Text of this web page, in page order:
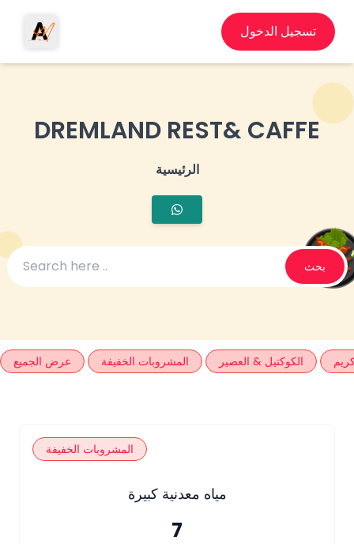
تسجيل الدخول
DREMLAND REST& CAFFE
الرئيسية
بحث
عرض الجميع المشروبات الخفيفة الكوكتيل & العصير
المشروبات الخفيفة
مياه معدنية كبيرة
7